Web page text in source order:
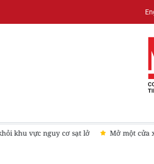
điện Hòa Bình từ 16 giờ ngày 6/8 Sơn